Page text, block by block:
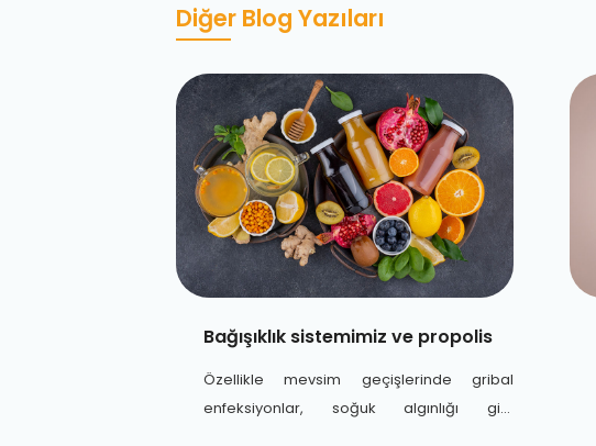
Diğer Blog Yazıları
Bağışıklık sistemimiz ve propolis
Özellikle mevsim geçişlerinde gribal
enfeksiyonlar, soğuk algınlığı gibi